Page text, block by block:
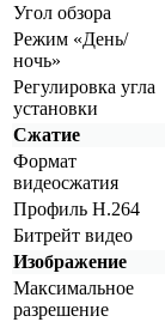
Угол обзора
Режим «День/
ночь»
Регулировка угла
установки
Сжатие
Формат
видеосжатия
Профиль H.264
Битрейт видео
Изображение
Максимальное
разрешение